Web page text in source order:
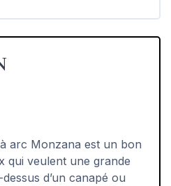
arc Monzana est un bon
qui veulent une grande
d’un canapé ou